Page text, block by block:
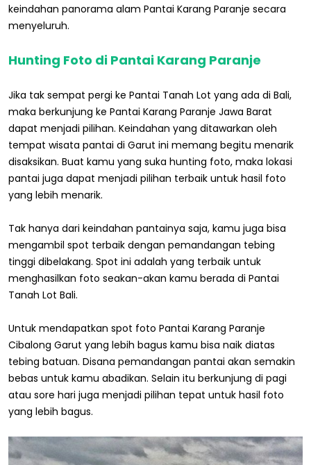
keindahan panorama alam Pantai Karang Paranje secara
menyeluruh.
Hunting Foto di Pantai Karang Paranje
Jika tak sempat pergi ke Pantai Tanah Lot yang ada di Bali,
maka berkunjung ke Pantai Karang Paranje Jawa Barat
dapat menjadi pilihan. Keindahan yang ditawarkan oleh
tempat wisata pantai di Garut ini memang begitu menarik
disaksikan. Buat kamu yang suka hunting foto, maka lokasi
pantai juga dapat menjadi pilihan terbaik untuk hasil foto
yang lebih menarik.
Tak hanya dari keindahan pantainya saja, kamu juga bisa
mengambil spot terbaik dengan pemandangan tebing
tinggi dibelakang. Spot ini adalah yang terbaik untuk
menghasilkan foto seakan-akan kamu berada di Pantai
Tanah Lot Bali.
Untuk mendapatkan spot foto Pantai Karang Paranje
Cibalong Garut yang lebih bagus kamu bisa naik diatas
tebing batuan. Disana pemandangan pantai akan semakin
bebas untuk kamu abadikan. Selain itu berkunjung di pagi
atau sore hari juga menjadi pilihan tepat untuk hasil foto
yang lebih bagus.